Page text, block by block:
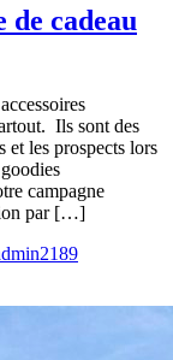
de cadeau
Ils sont des
et les prospects lors
campagne
par […]